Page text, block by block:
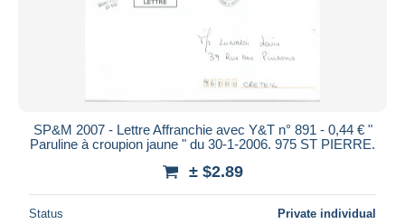
SP&M 2007 - Lettre Affranchie avec Y&T n° 891 - 0,44 € "
Paruline à croupion jaune " du 30-1-2006. 975 ST PIERRE.
± $2.89
Status Private individual